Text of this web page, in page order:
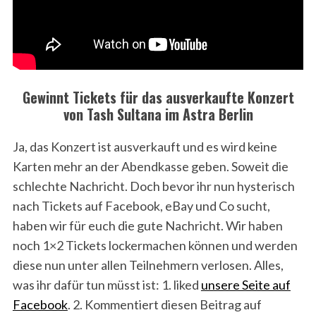
Gewinnt Tickets für das ausverkaufte Konzert
von Tash Sultana im Astra Berlin
Ja, das Konzert ist ausverkauft und es wird keine
Karten mehr an der Abendkasse geben. Soweit die
schlechte Nachricht. Doch bevor ihr nun hysterisch
nach Tickets auf Facebook, eBay und Co sucht,
haben wir für euch die gute Nachricht. Wir haben
noch 1×2 Tickets lockermachen können und werden
diese nun unter allen Teilnehmern verlosen. Alles,
was ihr dafür tun müsst ist: 1. liked unsere Seite auf
Facebook. 2. Kommentiert diesen Beitrag auf